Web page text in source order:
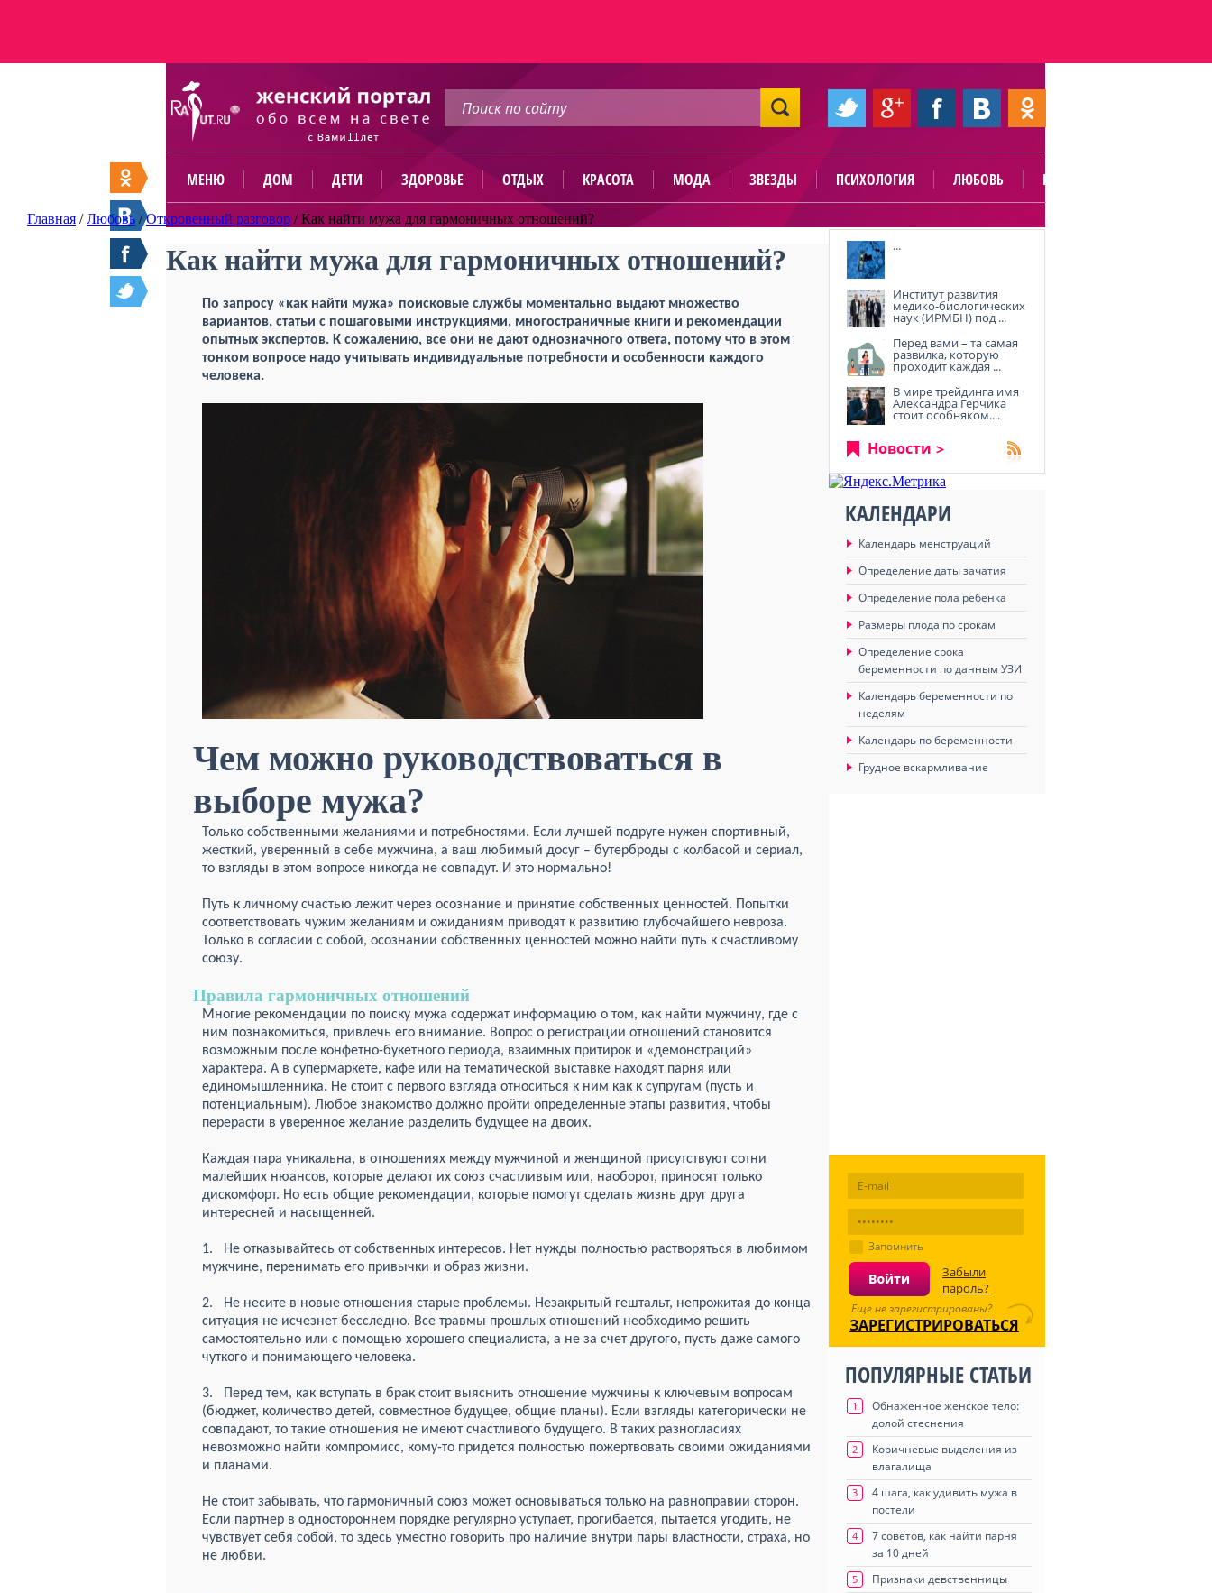
МЕНЮ ДОМ ДЕТИ ЗДОРОВЬЕ ОТДЫХ КРАСОТА МОДА ЗВЕЗДЫ ПСИХОЛОГИЯ ЛЮБОВЬ ПОЛЕЗНО
Главная /Любовь /Откровенный разговор /Как найти мужа для гармоничных отношений?
Как найти мужа для гармоничных отношений?
По запросу «как найти мужа» поисковые службы моментально выдают множество
вариантов, статьи с пошаговыми инструкциями, многостраничные книги и рекомендации
опытных экспертов. К сожалению, все они не дают однозначного ответа, потому что в этом
тонком вопросе надо учитывать индивидуальные потребности и особенности каждого
человека.
Чем можно руководствоваться в
выборе мужа?
Только собственными желаниями и потребностями. Если лучшей подруге нужен спортивный,
жесткий, уверенный в себе мужчина, а ваш любимый досуг – бутерброды с колбасой и сериал,
то взгляды в этом вопросе никогда не совпадут. И это нормально!
Путь к личному счастью лежит через осознание и принятие собственных ценностей. Попытки
соответствовать чужим желаниям и ожиданиям приводят к развитию глубочайшего невроза.
Только в согласии с собой, осознании собственных ценностей можно найти путь к счастливому
союзу.
Правила гармоничных отношений
Многие рекомендации по поиску мужа содержат информацию о том, как найти мужчину, где с
ним познакомиться, привлечь его внимание. Вопрос о регистрации отношений становится
возможным после конфетно-букетного периода, взаимных притирок и «демонстраций»
характера. А в супермаркете, кафе или на тематической выставке находят парня или
единомышленника. Не стоит с первого взгляда относиться к ним как к супругам (пусть и
потенциальным). Любое знакомство должно пройти определенные этапы развития, чтобы
перерасти в уверенное желание разделить будущее на двоих.
Каждая пара уникальна, в отношениях между мужчиной и женщиной присутствуют сотни
малейших нюансов, которые делают их союз счастливым или, наоборот, приносят только
дискомфорт. Но есть общие рекомендации, которые помогут сделать жизнь друг друга
интересней и насыщенней.
1. Не отказывайтесь от собственных интересов. Нет нужды полностью растворяться в любимом
мужчине, перенимать его привычки и образ жизни.
2. Не несите в новые отношения старые проблемы. Незакрытый гештальт, непрожитая до конца
ситуация не исчезнет бесследно. Все травмы прошлых отношений необходимо решить
самостоятельно или с помощью хорошего специалиста, а не за счет другого, пусть даже самого
чуткого и понимающего человека.
3. Перед тем, как вступать в брак стоит выяснить отношение мужчины к ключевым вопросам
(бюджет, количество детей, совместное будущее, общие планы). Если взгляды категорически не
совпадают, то такие отношения не имеют счастливого будущего. В таких разногласиях
невозможно найти компромисс, кому-то придется полностью пожертвовать своими ожиданиями
и планами.
Не стоит забывать, что гармоничный союз может основываться только на равноправии сторон.
Если партнер в одностороннем порядке регулярно уступает, прогибается, пытается угодить, не
чувствует себя собой, то здесь уместно говорить про наличие внутри пары властности, страха, но
не любви.
...
Институт развития
медико-биологических
наук (ИРМБН) под ...
Перед вами – та самая
развилка, которую
проходит каждая ...
В мире трейдинга имя
Александра Герчика
стоит особняком....
Новости
КАЛЕНДАРИ
Календарь менструаций
Определение даты зачатия
Определение пола ребенка
Размеры плода по срокам
Определение срока
беременности по данным УЗИ
Календарь беременности по
неделям
Календарь по беременности
Грудное вскармливание
Запомнить
Забыли
пароль?
Еще не зарегистрированы?
ЗАРЕГИСТРИРОВАТЬСЯ
ПОПУЛЯРНЫЕ СТАТЬИ
1
Обнаженное женское тело:
долой стеснения
2
Коричневые выделения из
влагалища
3
4 шага, как удивить мужа в
постели
4
7 советов, как найти парня
за 10 дней
5 Признаки девственницы